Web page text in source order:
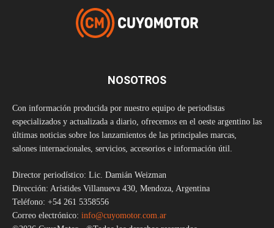
NOSOTROS
Con información producida por nuestro equipo de periodistas
especializados y actualizada a diario, ofrecemos en el oeste argentino las
últimas noticias sobre los lanzamientos de las principales marcas,
salones internacionales, servicios, accesorios e información útil.
Director periodístico: Lic. Damián Weizman
Dirección: Arístides Villanueva 430, Mendoza, Argentina
Teléfono: +54 261 5358556
Correo electrónico: info@cuyomotor.com.ar